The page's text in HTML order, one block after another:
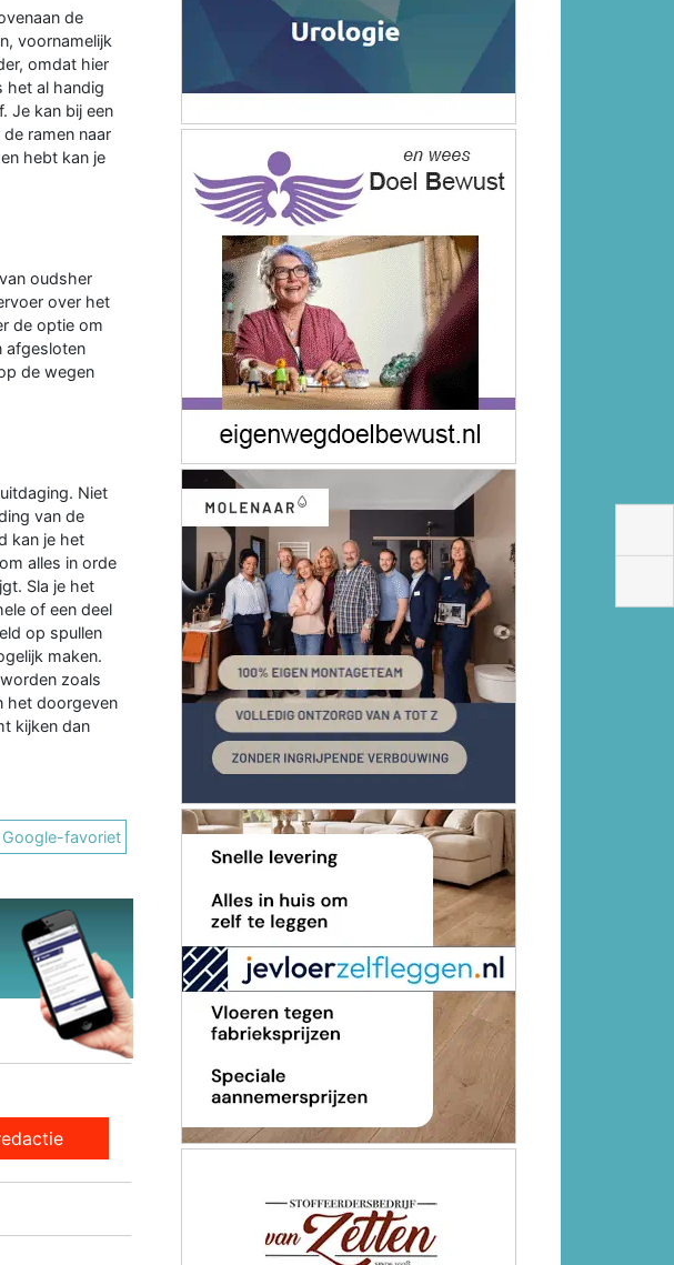
de
voornamelijk
omdat hier
het al handig
Je kan bij een
ramen naar
hebt kan je
oudsher
over het
de optie om
afgesloten
de wegen
Niet
van de
kan je het
alles in orde
Sla je het
of een deel
op spullen
maken.
zoals
het doorgeven
kijken dan
Google-favoriet